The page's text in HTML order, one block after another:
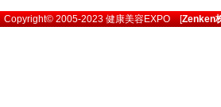
Copyright© 2005-2023健康美容EXPO[Zenken